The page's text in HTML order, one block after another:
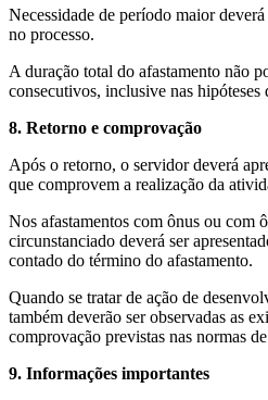
Necessidade de período maior
no processo.
A duração total do afastamento não
consecutivos, inclusive nas hipóteses
8. Retorno e comprovação
Após o retorno, o servidor deverá
que comprovem a realização da
Nos afastamentos com ônus ou com
circunstanciado deverá ser
contado do término do afastamento.
Quando se tratar de ação de
também deverão ser observadas as
comprovação previstas nas normas
9. Informações importantes